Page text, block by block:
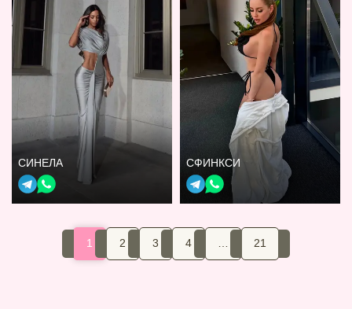
СИНЕЛА СФИНКСИ
1 2 3 4 21